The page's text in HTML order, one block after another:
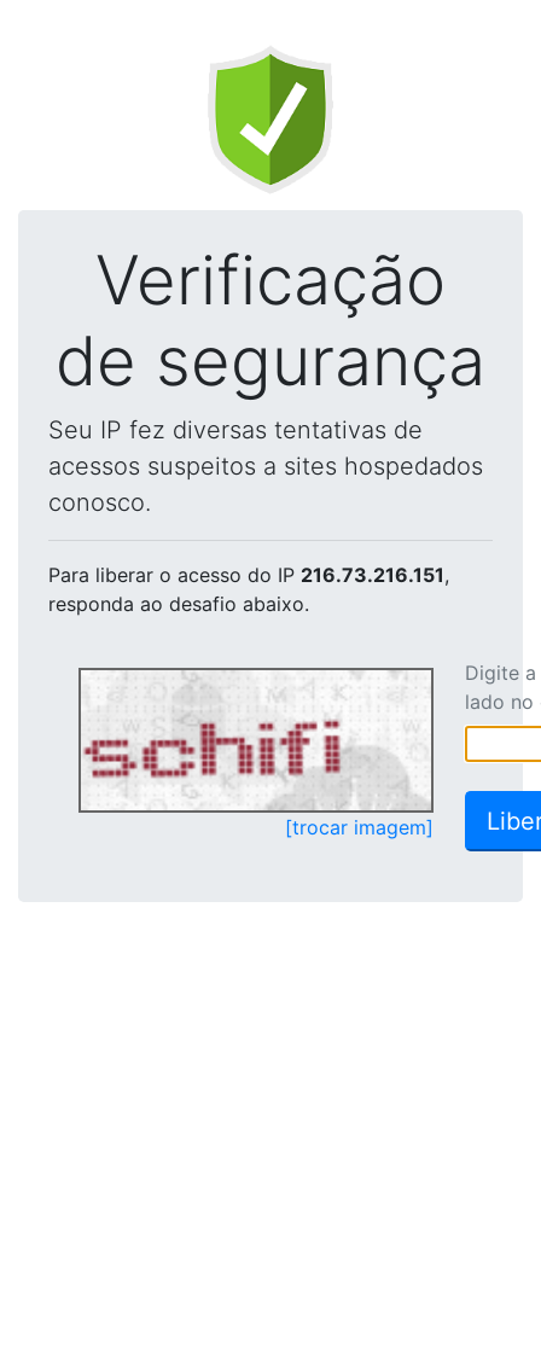
Verificação
de segurança
Seu IP fez diversas tentativas de
acessos suspeitos a sites hospedados
conosco.
Para liberar o acesso do IP 216.73.216.151,
responda ao desafio abaixo.
[trocar imagem]
Digite
lado no